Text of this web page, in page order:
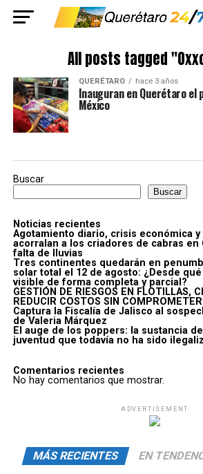
All posts tagged
QUERÉTARO hace 3 años
Inauguran en Querétaro el
México
Buscar
Buscar
Noticias recientes
Agotamiento diario, crisis económica y
acorralan a los criadores de cabras en
falta de lluvias
Tres continentes quedarán en
solar total el 12 de agosto: ¿Desde
visible de forma completa y parcial?
GESTIÓN DE RIESGOS EN FLOTILLAS,
REDUCIR COSTOS SIN
Captura la Fiscalía de Jalisco al
de Valeria Márquez
El auge de los poppers: la sustancia
juventud que todavía no ha sido
Comentarios recientes
No hay comentarios que mostrar.
ADVERTISEMENT
MÁS RECIENTES EN